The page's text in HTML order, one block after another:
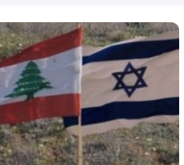
בקרוב